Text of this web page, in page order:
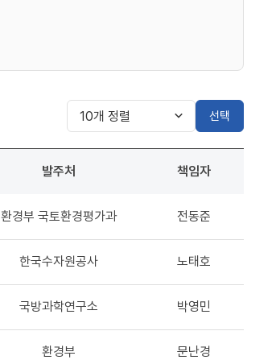
선택
발주처 책임자
환경부 국토환경평가과 전동준
한국수자원공사 노태호
국방과학연구소 박영민
환경부 문난경